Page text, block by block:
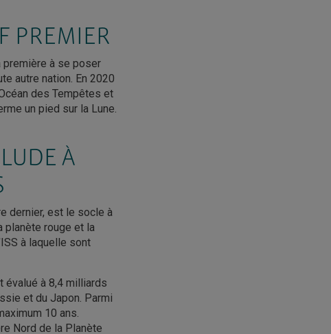
PREMIER
première à se poser
autre nation. En 2020
des Tempêtes et
un pied sur la Lune.
À
dernier, est le socle à
planète rouge et la
à laquelle sont
évalué à 8,4 milliards
et du Japon. Parmi
10 ans.
Nord de la Planète